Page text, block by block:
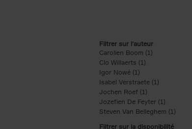
Filtrer sur l'auteur
Carolien Boom (1)
Clo Willaerts (1)
Igor Nowé (1)
Isabel Verstraete (1) Apply
Jochen Roef (1)
Jozefien De Feyter (1) Apply
Steven Van Belleghem (1)
Filtrer sur la disponibilité